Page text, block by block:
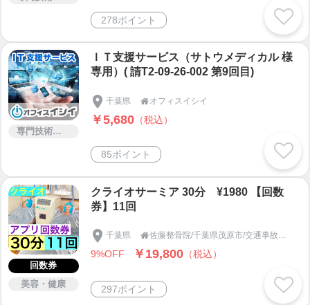
278ポイント
専門技術サービス
ＩＴ支援サービス（サトウメディカル 様
専用）( 請T2-09-26-002 第9回目)
千葉県 オフィスイシイ
￥5,680 （税込）
85ポイント
回数券
美容・健康
クライオサーミア 30分 ¥1980 【回数
券】11回
千葉県  佐藤整骨院/千葉県茂原市/交通事故の治療や補償のお悩みは！
9%OFF ￥19,800 （税込）
297ポイント